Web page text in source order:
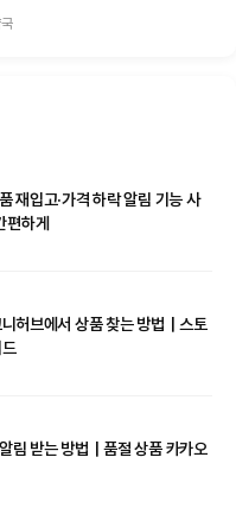
재입고·가격 하락 알림 기능 사
편하게
허브에서 상품 찾는 방법｜스토
림 받는 방법｜품절 상품 카카오